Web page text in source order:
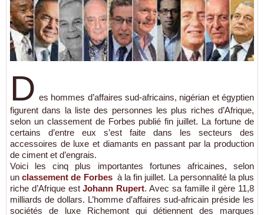
D es hommes d’affaires sud-africains, nigérian et égyptien
figurent dans la liste des personnes les plus riches d’Afrique,
selon un classement de Forbes publié fin juillet. La fortune de
certains d’entre eux s’est faite dans les secteurs des
accessoires de luxe et diamants en passant par la production
de ciment et d’engrais.
Voici les cinq plus importantes fortunes africaines, selon
unclassement de Forbesà la fin juillet. La personnalité la plus
riche d’Afrique estJohann Rupert. Avec sa famille il gère 11,8
milliards de dollars. L’homme d’affaires sud-africain préside les
sociétés de luxe Richemont qui détiennent des marques